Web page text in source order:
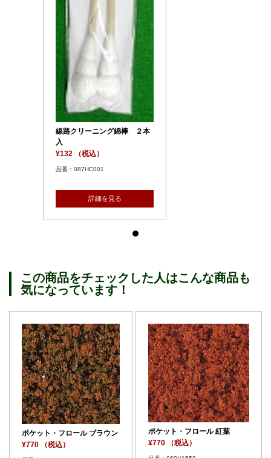
線路クリーニング綿棒 ２本
¥132 （税込）
品番：087HC001
この商品をチェックした人はこんな商品も
気になっています！
ポケット・フロール ブラウン
¥770 （税込）
ポケット・フロール 紅葉
¥770 （税込）